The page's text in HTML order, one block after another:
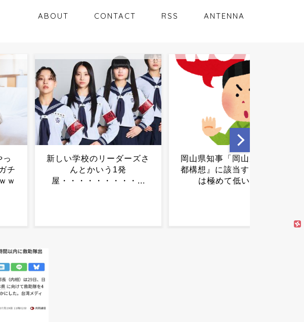
ABOUT CONTACT RSS ANTENNA
さ
...
岡山県知事「岡山が『副首
都構想』に該当する可能性
は極めて低い」...
【衝撃】男のすね毛、つい
にハラスメント認定され始
めるｗｗｗｗｗｗ...